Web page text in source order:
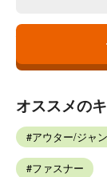
オススメの
アウター/ジャ
ファスナー